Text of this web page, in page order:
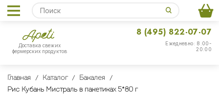
Доставка свежих
фермерских продуктов
Ежедневно: 8:00-
20:00
8 (495) 822-07-07
Главная Каталог
Бакалея
Рис Кубань Мистраль в пакетиках 5*80 г